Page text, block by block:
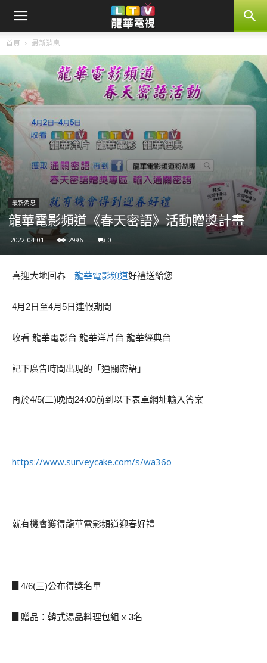
首頁 最新消息
最新消息
龍華電影頻道《春天密語》活動贈獎計畫
2022-04-01 2996 0
喜迎大地回春 龍華電影頻道好禮送給您
4月2日至4月5日連假期間
收看 龍華電影台 龍華洋片台 龍華經典台
記下廣告時間出現的「通關密語」
再於4/5(二)晚間24:00前到以下表單網址輸入答案
https://www.surveycake.com/s/wa36o
就有機會獲得龍華電影頻道迎春好禮
▊4/6(三)公布得獎名單
▊贈品：韓式湯品料理包組 x 3名